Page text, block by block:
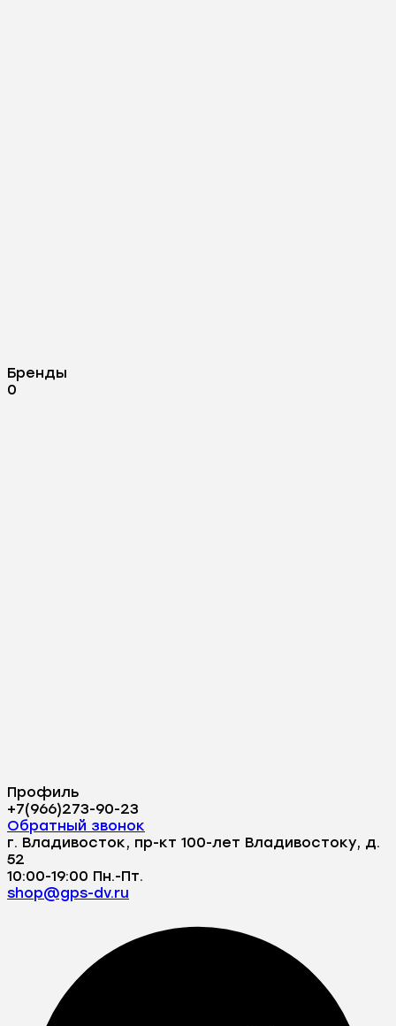
Бренды
0
Профиль
+7(966)273-90-23
Обратный звонок
г. Владивосток, пр-кт 100-лет Владивостоку, д.
52
10:00-19:00 Пн.-Пт.
shop@gps-dv.ru